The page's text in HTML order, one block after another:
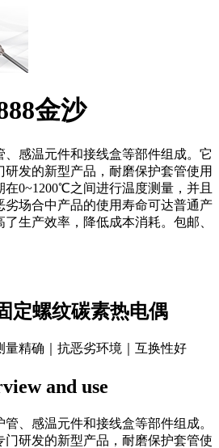
金沙
感温元件和接线盒等部件组成。它
发的新型产品，耐磨保护套管使用
0~1200℃之间进行温度测量，并且
劣场合中产品的使用寿命可达普通产
生产效率，降低成本消耗。包邮、
定螺纹碳素热电偶
量精确｜抗恶劣环境｜互换性好
and use
、感温元件和接线盒等部件组成。
研发的新型产品，耐磨保护套管使